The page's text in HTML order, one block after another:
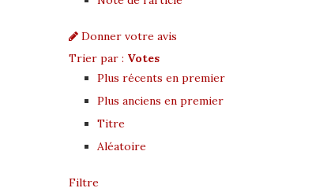
Donner votre avis
Trier par : Votes
Plus récents en premier
Plus anciens en premier
Titre
Aléatoire
Filtre